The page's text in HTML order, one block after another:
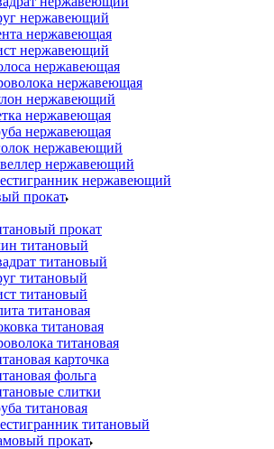
нержавеющий
нержавеющая
нержавеющий
нержавеющая
нержавеющая
нержавеющий
нержавеющая
нержавеющая
нержавеющий
нержавеющий
нержавеющий
прокат
прокат
титановый
титановый
титановый
титановый
титановая
титановая
титановая
карточка
фольга
слитки
титановая
титановый
прокат